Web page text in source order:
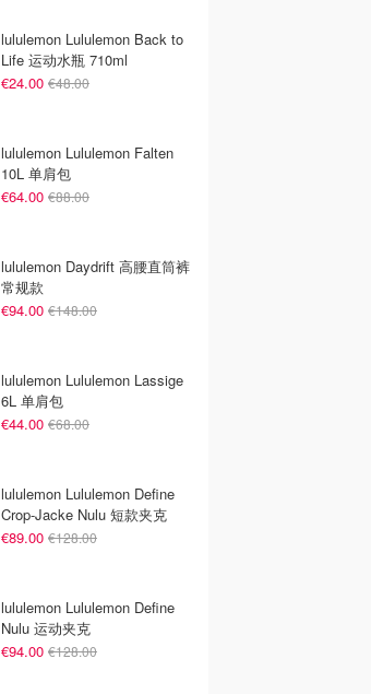
lululemon Lululemon Back to
Life 运动水瓶 710ml
€24.00 €48.00
lululemon Lululemon Falten
10L 单肩包
€64.00 €88.00
lululemon Daydrift 高腰直筒裤
常规款
€94.00 €148.00
lululemon Lululemon Lassige
6L 单肩包
€44.00 €68.00
lululemon Lululemon Define
Crop-Jacke Nulu 短款夹克
€89.00 €128.00
lululemon Lululemon Define
Nulu 运动夹克
€94.00 €128.00